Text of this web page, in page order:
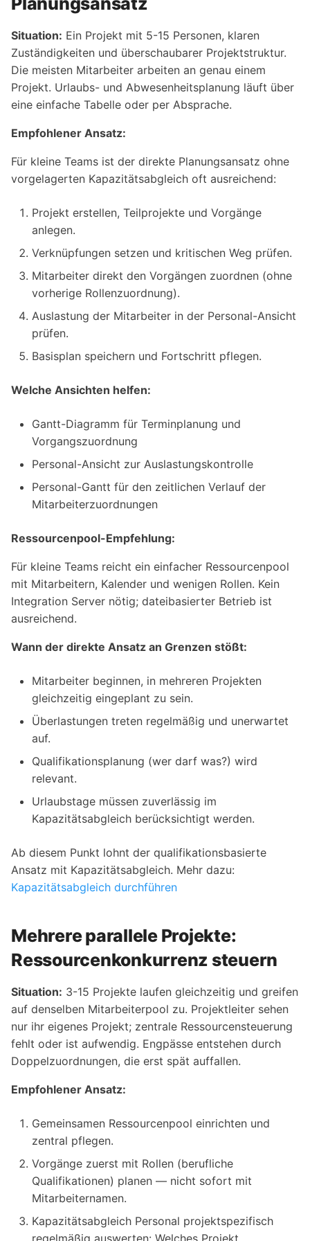
e
i
n
g
e
b
e
n
In 10 Minuten ein
Projektportfolio öffnen
verbessern
Kritischen Weg
Terminplan stabilisieren
Teilprojekte verwalten
Kapazitätsansichten:
Varianten und
Zusatzdiagramme
Ressourcenansichten:
Ressourcenansichten
strukturieren
Ressourcen
Ressourcenpool
aktualisieren
zuordnen
Teams, Material,
Maschinenarten und
Maschinenpark zuordnen
Mitarbeiter
Statusbericht
Projektfinanzierung
kontrollieren
Projektabschluss
vorbereiten
Troubleshooting und
Warum werden nicht
zugeordnete Ressourcen
angezeigt?
Warum gibt es
Warum werden Vorgänge
nach einer Planänderung
nicht neu terminiert?
Entscheidungsartikel
Checklisten
Verwandte Themen
Situation: Ein Projekt mit 5-15 Personen, klaren
Zuständigkeiten und überschaubarer Projektstruktur.
Die meisten Mitarbeiter arbeiten an genau einem
Projekt. Urlaubs- und Abwesenheitsplanung läuft über
eine einfache Tabelle oder per Absprache.
Empfohlener Ansatz:
Für kleine Teams ist der direkte Planungsansatz ohne
vorgelagerten Kapazitätsabgleich oft ausreichend:
Projekt erstellen, Teilprojekte und Vorgänge
anlegen.
Verknüpfungen setzen und kritischen Weg prüfen.
Mitarbeiter direkt den Vorgängen zuordnen (ohne
vorherige Rollenzuordnung).
Auslastung der Mitarbeiter in der Personal-Ansicht
prüfen.
Basisplan speichern und Fortschritt pflegen.
Welche Ansichten helfen:
Gantt-Diagramm für Terminplanung und
Vorgangszuordnung
Personal-Ansicht zur Auslastungskontrolle
Personal-Gantt für den zeitlichen Verlauf der
Mitarbeiterzuordnungen
Ressourcenpool-Empfehlung:
Für kleine Teams reicht ein einfacher Ressourcenpool
mit Mitarbeitern, Kalender und wenigen Rollen. Kein
Integration Server nötig; dateibasierter Betrieb ist
ausreichend.
Wann der direkte Ansatz an Grenzen stößt:
Mitarbeiter beginnen, in mehreren Projekten
gleichzeitig eingeplant zu sein.
Überlastungen treten regelmäßig und unerwartet
auf.
Qualifikationsplanung (wer darf was?) wird
relevant.
Urlaubstage müssen zuverlässig im
Kapazitätsabgleich berücksichtigt werden.
Ab diesem Punkt lohnt der qualifikationsbasierte
Ansatz mit Kapazitätsabgleich. Mehr dazu:
Kapazitätsabgleich durchführen
Mehrere parallele Projekte:
Ressourcenkonkurrenz steuern
Situation: 3-15 Projekte laufen gleichzeitig und greifen
auf denselben Mitarbeiterpool zu. Projektleiter sehen
nur ihr eigenes Projekt; zentrale Ressourcensteuerung
fehlt oder ist aufwendig. Engpässe entstehen durch
Doppelzuordnungen, die erst spät auffallen.
Empfohlener Ansatz:
Gemeinsamen Ressourcenpool einrichten und
zentral pflegen.
Vorgänge zuerst mit Rollen (berufliche
Qualifikationen) planen — nicht sofort mit
Mitarbeiternamen.
Kapazitätsabgleich Personal projektspezifisch
regelmäßig auswerten: Welches Projekt